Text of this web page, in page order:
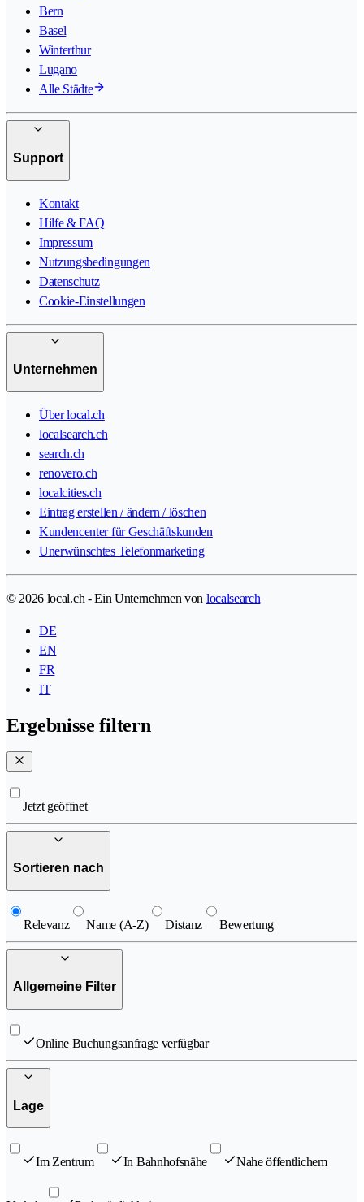
Bern
Basel
Winterthur
Lugano
Alle Städte
Support
Kontakt
Hilfe & FAQ
Impressum
Nutzungsbedingungen
Datenschutz
Cookie-Einstellungen
Unternehmen
Über local.ch
localsearch.ch
search.ch
renovero.ch
localcities.ch
Eintrag erstellen / ändern / löschen
Kundencenter für Geschäftskunden
Unerwünschtes Telefonmarketing
© 2026 local.ch - Ein Unternehmen von localsearch
DE
EN
FR
IT
Ergebnisse filtern
Jetzt geöffnet
Sortieren nach
Relevanz Name (A-Z) Distanz Bewertung
Allgemeine Filter
Online Buchungsanfrage verfügbar
Lage
Im Zentrum In Bahnhofsnähe Nahe öffentlichem